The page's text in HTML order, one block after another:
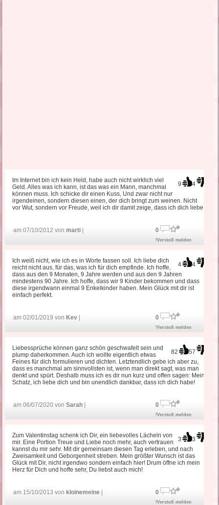
9 4
Im Internet bin ich kein Held, habe auch nicht wirklich viel
Geld. Alles was ich kann, ist das was ein Mann, manchmal
können muss. Ich schicke dir einen Kuss, Und zwar nicht nur
irgendeinen, sondern diesen einen, der dich bringt zum weinen. Nicht
vor Wut, sondern vor Freude, weil ich dir damit zeige, dass ich dich liebe.
am 07/10/2012 vonmarti 0
!Verstoß melden
4 4
Ich weiß nicht, wie ich es in Worte fassen soll. Ich liebe dich
reicht nicht aus, für das, was ich für dich empfinde. Ich hoffe,
dass aus den 9 Monaten, 9 Jahre werden und aus den 9 Jahren
mindestens 90 Jahre. Ich hoffe, dass wir 9 Kinder bekommen und dass
diese irgendwann einmal 9 Enkelkinder haben. Mein Glück mit dir ist
einfach perfekt.
am 02/01/2019 von Kev 0
!Verstoß melden
82 57
Liebessprüche können ganz schön geschwafelt sein und
plump daherkommen. Auch ich wollte eigentlich etwas
Feines für dich formulieren und dichten. Letztendlich gebe ich aber zu,
dass es manchmal am sinnvollsten ist, wenn man direkt sagt, was man
denkt und spürt. Deshalb muss ich es dir nun kurz und offen sagen: Mein
Schatz, ich liebe dich und bin unendlich dankbar, dass ich dich habe!
am 06/07/2020 vonSarah 0
!Verstoß melden
3 3
Zum Valentinstag schenk ich Dir, ein liebevolles Lächeln von
mir. Eine Portion Treue und Liebe noch mehr, auch vertrauen
kannst du mir sehr. Mit dir gemeinsam diesen Tag erleben, und nach
Zweisamkeit und Geborgenheit streben. Mein größter Wunsch ist das
Glück mit Dir, nicht irgendwo sondern einfach hier! Drum öffne ich mein
Herz für Dich und hoffe sehr, Du liebst auch mich!
am 15/10/2013 von kloinemeine 0
!Verstoß melden